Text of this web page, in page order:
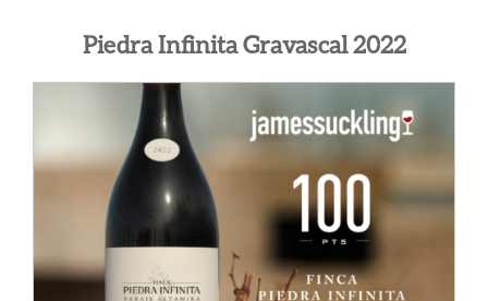
Piedra Infinita Gravascal 2022